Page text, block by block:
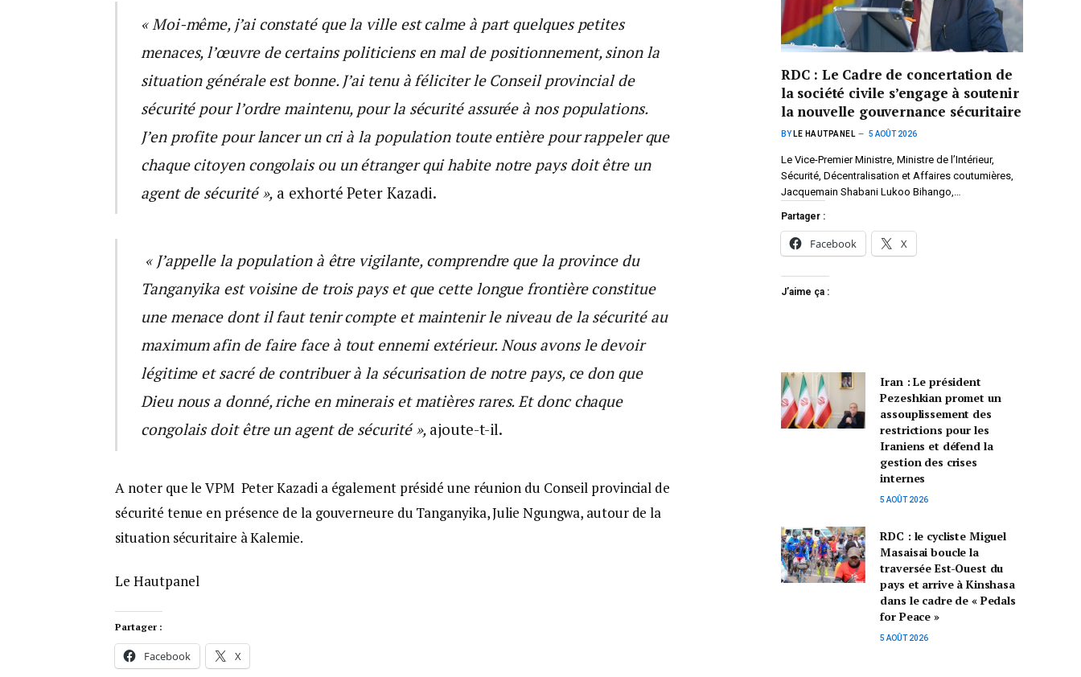
« Moi-même, j’ai constaté que la ville est calme à part quelques petites
menaces, l’œuvre de certains politiciens en mal de positionnement, sinon la
situation générale est bonne. J’ai tenu à féliciter le Conseil provincial de
sécurité pour l’ordre maintenu, pour la sécurité assurée à nos populations.
J’en profite pour lancer un cri à la population toute entière pour rappeler que
chaque citoyen congolais ou un étranger qui habite notre pays doit être un
agent de sécurité », a exhorté Peter Kazadi.
« J’appelle la population à être vigilante, comprendre que la province du
Tanganyika est voisine de trois pays et que cette longue frontière constitue
une menace dont il faut tenir compte et maintenir le niveau de la sécurité au
maximum afin de faire face à tout ennemi extérieur. Nous avons le devoir
légitime et sacré de contribuer à la sécurisation de notre pays, ce don que
Dieu nous a donné, riche en minerais et matières rares. Et donc chaque
congolais doit être un agent de sécurité », ajoute-t-il.
A noter que le VPM Peter Kazadi a également présidé une réunion du Conseil provincial de
sécurité tenue en présence de la gouverneure du Tanganyika, Julie Ngungwa, autour de la
situation sécuritaire à Kalemie.
Le Hautpanel
Partager :
Facebook X
RDC : Le Cadre de concertation de
la société civile s’engage à soutenir
la nouvelle gouvernance sécuritaire
BY LE HAUTPANEL 5 AOÛT 2026
Le Vice-Premier Ministre, Ministre de l’Intérieur,
Sécurité, Décentralisation et Affaires coutumières,
Jacquemain Shabani Lukoo Bihango,…
Partager :
Facebook X
J’aime ça :
Iran : Le président
Pezeshkian promet un
assouplissement des
restrictions pour les
Iraniens et défend la
gestion des crises
internes
5 AOÛT 2026
RDC : le cycliste Miguel
Masaisai boucle la
traversée Est-Ouest du
pays et arrive à Kinshasa
dans le cadre de « Pedals
for Peace »
5 AOÛT 2026